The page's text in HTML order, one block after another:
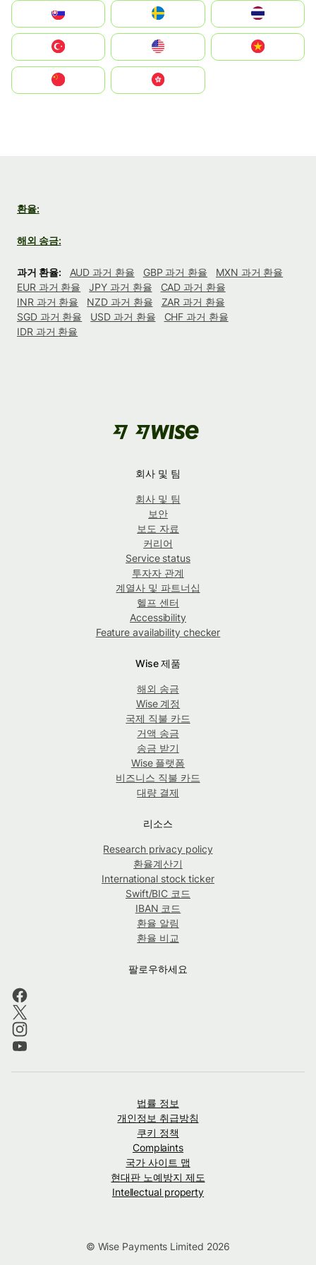
United States
中國香港特別行政區
환율:
해외 송금:
과거 환율: AUD 과거 환율 GBP 과거 환율
MXN 과거 환율
EUR 과거 환율
JPY 과거 환율
CAD 과거 환율
INR 과거 환율
NZD 과거 환율
ZAR 과거 환율
SGD 과거 환율
USD 과거 환율
CHF 과거 환율
IDR 과거 환율
회사 및 팀
회사 및 팀
보안
보도 자료
커리어
Service status
투자자 관계
계열사 및 파트너십
헬프 센터
Accessibility
Feature availability checker
Wise 제품
해외 송금
Wise 계정
국제 직불 카드
거액 송금
송금 받기
Wise 플랫폼
비즈니스 직불 카드
대량 결제
리소스
Research privacy policy
환율계산기
International stock ticker
Swift/BIC 코드
IBAN 코드
환율 알림
환율 비교
팔로우하세요
법률 정보
개인정보 취급방침
쿠키 정책
Complaints
국가 사이트 맵
현대판 노예방지 제도
Intellectual property
© Wise Payments Limited 2026